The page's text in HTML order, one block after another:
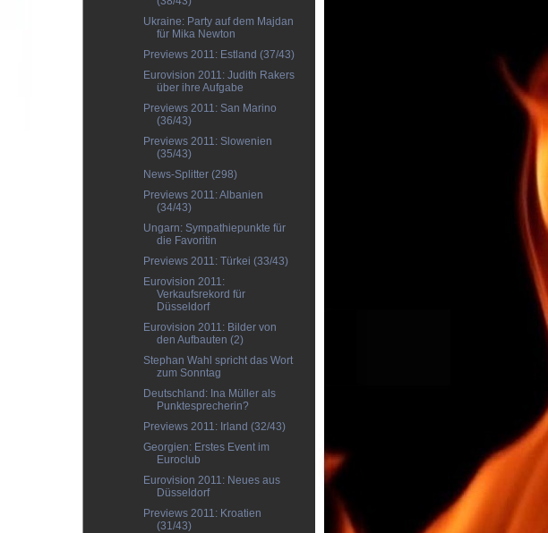
Ukraine: Party auf dem Majdan
für Mika Newton
Previews 2011: Estland (37/43)
Eurovision 2011: Judith Rakers
über ihre Aufgabe
Previews 2011: San Marino
(36/43)
Previews 2011: Slowenien
(35/43)
News-Splitter (298)
Previews 2011: Albanien
(34/43)
Ungarn: Sympathiepunkte für
die Favoritin
Previews 2011: Türkei (33/43)
Eurovision 2011:
Verkaufsrekord für
Düsseldorf
Eurovision 2011: Bilder von
den Aufbauten (2)
Stephan Wahl spricht das Wort
zum Sonntag
Deutschland: Ina Müller als
Punktesprecherin?
Previews 2011: Irland (32/43)
Georgien: Erstes Event im
Euroclub
Eurovision 2011: Neues aus
Düsseldorf
Previews 2011: Kroatien
(31/43)